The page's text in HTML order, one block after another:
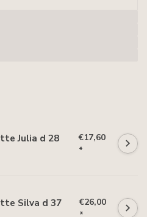
Julia d 28
€17,60
*
Silva d 37
€26,00
*